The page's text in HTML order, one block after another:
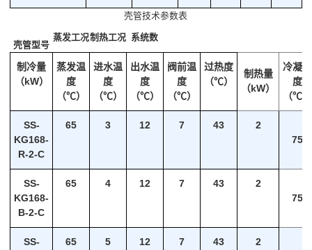
壳管技术参数表
壳管型号
蒸发工况制热工况 系统数
制冷量
（kW）
蒸发温
度
（℃）
进水温
度
（℃）
出水温
度
（℃）
阀前温
度
（℃）
过热度
（℃）
制热量
（kW）
冷凝温
度
（℃）
SS-
KG168-
R-2-C
65 3 12 7 43
2
75
SS-
KG168-
B-2-C
65 4 12 7 43
2
75
SS-
65 5 12 7 43
2